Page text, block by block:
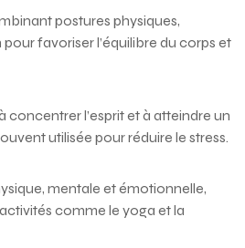
postures physiques,
favoriser l’équilibre du corps et
concentrer l’esprit et à atteindre un
utilisée pour réduire le stress.
mentale et émotionnelle,
comme le yoga et la